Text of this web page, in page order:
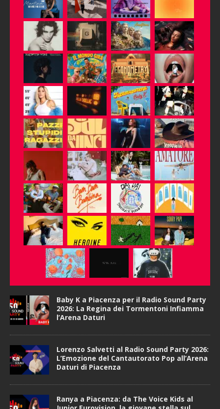
Baby K a Piacenza per il Radio Sound Party
2026: La Regina dei Tormentoni Infiamma
l’Arena Daturi
Lorenzo Salvetti al Radio Sound Party 2026:
L’Emozione del Cantautorato Pop all’Arena
Daturi di Piacenza
Ranya a Piacenza: da The Voice Kids al